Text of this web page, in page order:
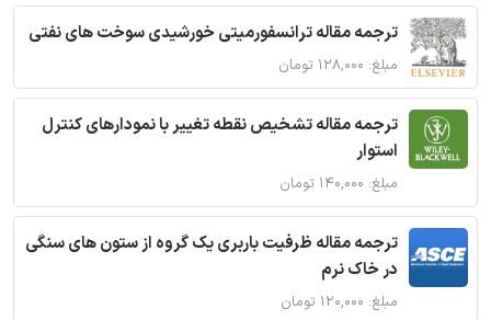
ترجمه مقاله ترانسفورمیتی خورشیدی سوخت های نفتی
مبلغ: ۱۲۸,۰۰۰ تومان
ترجمه مقاله تشخیص نقطه تغییر با نمودارهای کنترل
استوار
مبلغ: ۱۴۰,۰۰۰ تومان
ترجمه مقاله ظرفیت باربری یک گروه از ستون های سنگی
در خاک نرم
مبلغ: ۱۲۰,۰۰۰ تومان